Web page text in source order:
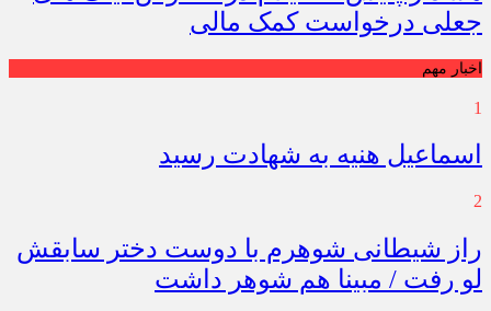
جعلی درخواست کمک مالی
اخبار مهم
1
اسماعیل هنیه به شهادت رسید
2
راز شیطانی شوهرم با دوست دختر سابقش
لو رفت / مبینا هم شوهر داشت